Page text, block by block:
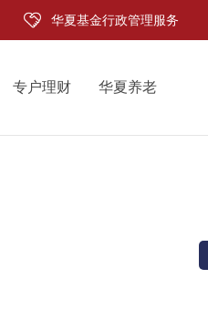
华夏基金行政管理服务
专户理财 华夏养老